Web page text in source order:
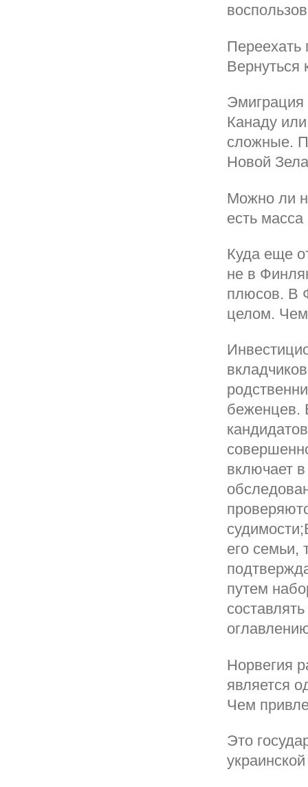
Переехать
Канаду
сложные.
Новой
Можно ли
есть
Куда еще
не в
плюсов. В
целом. Чем
беженцев.
включает
его семьи,
путем
Норвегия
является
Чем
Это